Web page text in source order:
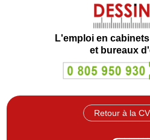
L'emploi en
et bureaux
Retour à la